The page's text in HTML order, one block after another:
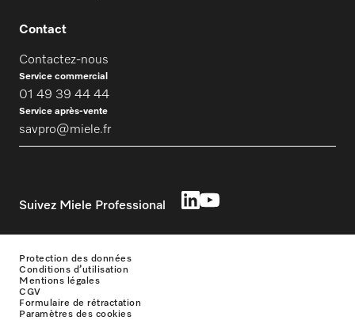
Contact
Contactez-nous
Service commercial
01 49 39 44 44
Service après-vente
savpro@miele.fr
Suivez Miele Professional
Protection des données
Conditions d’utilisation
Mentions légales
CGV
Formulaire de rétractation
Paramètres des cookies